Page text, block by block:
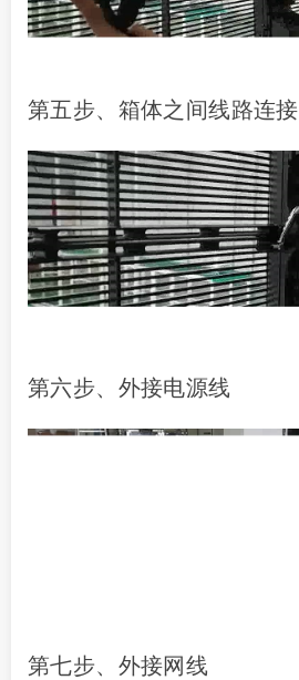
第五步、箱体之间线路连接
第六步、外接电源线
第七步、外接网线